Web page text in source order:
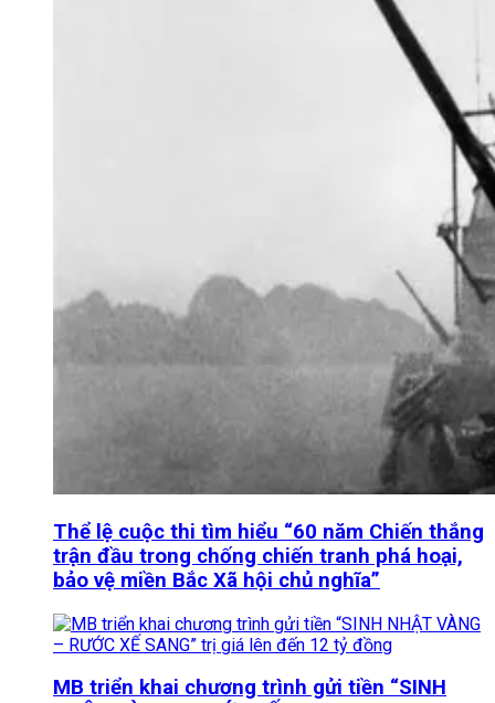
Thể lệ cuộc thi tìm hiểu “60 năm Chiến thắng
trận đầu trong chống chiến tranh phá hoại,
bảo vệ miền Bắc Xã hội chủ nghĩa”
MB triển khai chương trình gửi tiền “SINH